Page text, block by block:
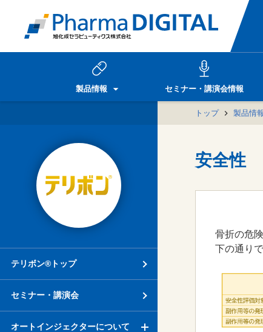
製品情報 セミナー・講演会情報
トップ 製品情
テリボン®トップ
セミナー・講演会
オートインジェクターについて
安全性
骨折の危
下の通りで